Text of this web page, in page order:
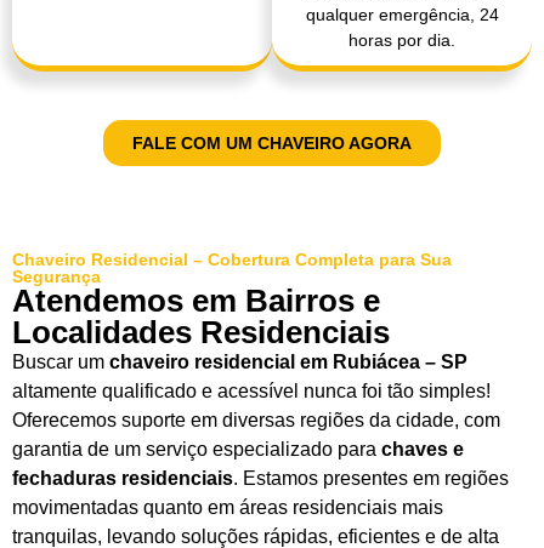
qualquer emergência, 24
horas por dia.
FALE COM UM CHAVEIRO AGORA
Chaveiro Residencial – Cobertura Completa para Sua
Segurança
Atendemos em Bairros e
Localidades Residenciais
Buscar um chaveiro residencial em Rubiácea – SP
altamente qualificado e acessível nunca foi tão simples!
Oferecemos suporte em diversas regiões da cidade, com
garantia de um serviço especializado para chaves e
fechaduras residenciais. Estamos presentes em regiões
movimentadas quanto em áreas residenciais mais
tranquilas, levando soluções rápidas, eficientes e de alta